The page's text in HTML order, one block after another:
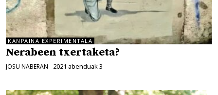
KANPAINA EXPERIMENTALA
Nerabeen txertaketa?
JOSU NABERAN - 2021 abenduak 3